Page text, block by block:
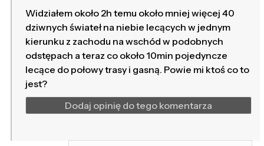
Widziałem około 2h temu około mniej więcej 40
dziwnych świateł na niebie lecących w jednym
kierunku z zachodu na wschód w podobnych
odstępach a teraz co około 10min pojedyncze
lecące do połowy trasy i gasną. Powie mi ktoś co to
jest?
Dodaj opinię do tego komentarza